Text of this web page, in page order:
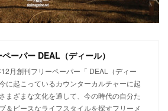
ーパー DEAL（ディール）
月創刊フリーペーパー「 DEAL（ディー
に起こっているカウンターカルチャーに起
まざまな文化を通して、今の時代の自分た
＆ピースなライフスタイルを探すフリーメ